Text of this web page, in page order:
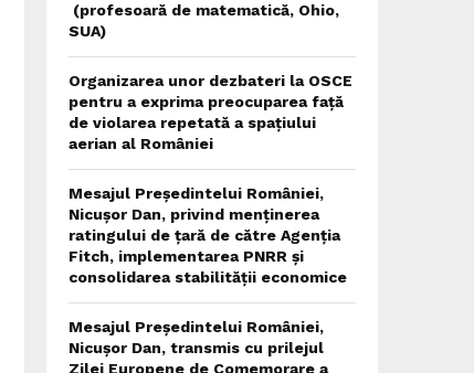
(profesoară de matematică, Ohio,
SUA)
Organizarea unor dezbateri la OSCE
pentru a exprima preocuparea față
de violarea repetată a spațiului
aerian al României
Mesajul Președintelui României,
Nicușor Dan, privind menținerea
ratingului de țară de către Agenția
Fitch, implementarea PNRR și
consolidarea stabilității economice
Mesajul Președintelui României,
Nicușor Dan, transmis cu prilejul
Zilei Europene de Comemorare a